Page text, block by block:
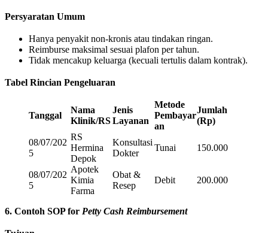
Persyaratan Umum
Hanya penyakit non-kronis atau tindakan ringan.
Reimburse maksimal sesuai plafon per tahun.
Tidak mencakup keluarga (kecuali tertulis dalam kontrak).
Tabel Rincian Pengeluaran
Tanggal
Nama
Klinik/RS
Jenis
Layanan
Metode
Pembayar
an
Jumlah
(Rp)
08/07/202
5
RS
Hermina
Depok
Konsultasi
Dokter
Tunai 150.000
08/07/202
5
Apotek
Kimia
Farma
Obat &
Resep
Debit 200.000
6. Contoh SOP for Petty Cash Reimbursement